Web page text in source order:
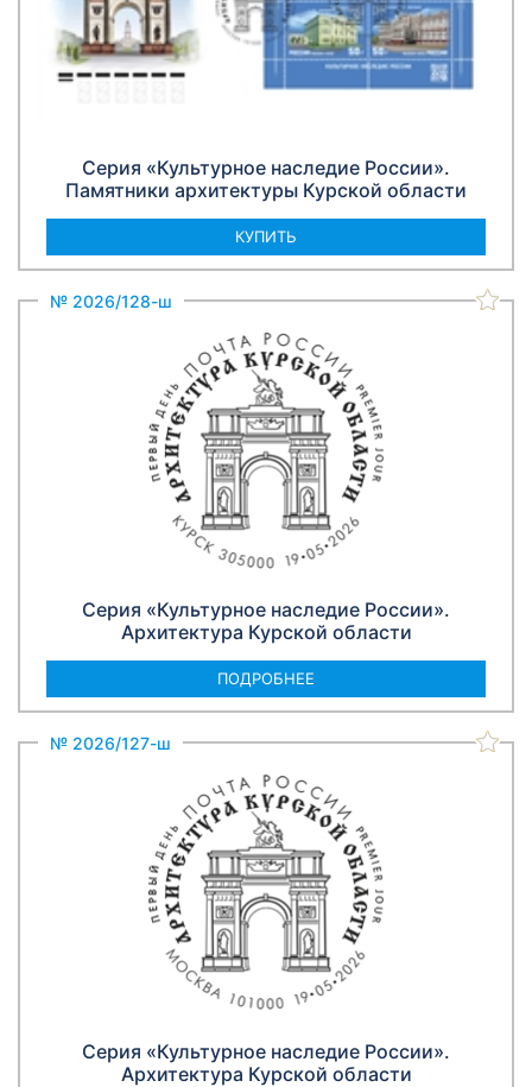
Серия «Культурное наследие России».
Памятники архитектуры Курской области
КУПИТЬ
№ 2026/128-ш
Серия «Культурное наследие России».
Архитектура Курской области
ПОДРОБНЕЕ
№ 2026/127-ш
Серия «Культурное наследие России».
Архитектура Курской области